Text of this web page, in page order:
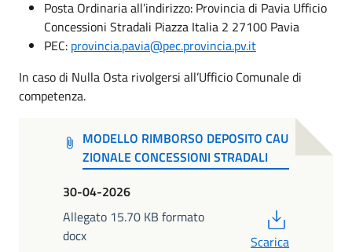
Posta Ordinaria all’indirizzo: Provincia di Pavia Ufficio
Concessioni Stradali Piazza Italia 2 27100 Pavia
PEC: provincia.pavia@pec.provincia.pv.it
In caso di Nulla Osta rivolgersi all’Ufficio Comunale di
competenza.
MODELLO RIMBORSO DEPOSITO CAU
ZIONALE CONCESSIONI STRADALI
30-04-2026
Allegato 15.70 KB formato
docx
Scarica